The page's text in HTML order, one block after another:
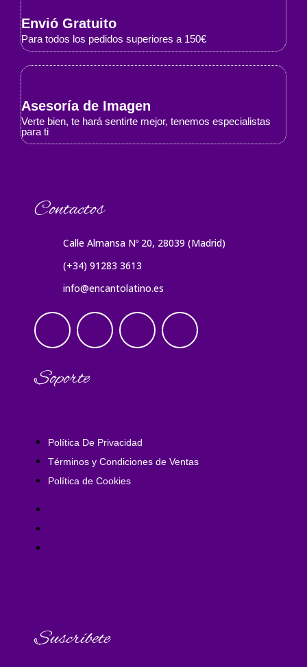
Envió Gratuito
Para todos los pedidos superiores a 150€
Asesoría de Imagen
Verte bien, te hará sentirte mejor, tenemos especialistas
para ti
Contactos
Calle Almansa Nº 20, 28039 (Madrid)
(+34) 91283 3613
info@encantolatino.es
Soporte
Política De Privacidad
Términos y Condiciones de Ventas
Política de Cookies
Suscríbete